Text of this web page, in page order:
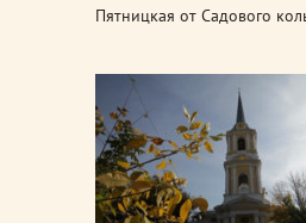
Пятницкая от Садового